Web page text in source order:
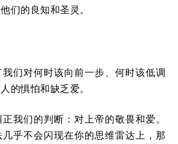
们的良知和圣灵。
们对何时该向前一步、何时该低调
的惧怕和缺乏爱。
我们的判断：对上帝的敬畏和爱。
乎不会闪现在你的思维雷达上，那